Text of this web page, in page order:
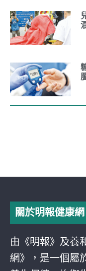
關於明報健康網
由《明報》及養
網》，是一個屬